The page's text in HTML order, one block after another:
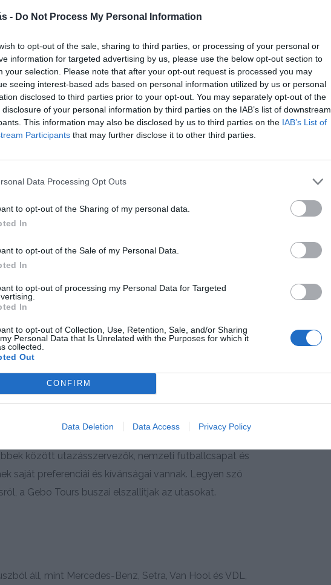
- Do Not Process My Personal Information
to opt-out of the sale, sharing to third parties, or processing of your personal or
information for targeted advertising by us, please use the below opt-out section to
your selection. Please note that after your opt-out request is processed you may
seeing interest-based ads based on personal information utilized by us or personal
disclosed to third parties prior to your opt-out. You may separately opt-out of the
of your personal information by third parties on the IAB’s list of downstream
This information may also be disclosed by us to third parties on the IAB’s List of
Participants that may further disclose it to other third parties.
Data Processing Opt Outs
to opt-out of the Sharing of my personal data.
In
to opt-out of the Sale of my Personal Data.
In
to opt-out of processing my Personal Data for Targeted
In
to opt-out of Collection, Use, Retention, Sale, and/or Sharing
Personal Data that Is Unrelated with the Purposes for which it
collected.
Out
CONFIRM
Data Deletion Data Access Privacy Policy
134
ugyanazon cél érdekében, hogy tökéletes utazást
Észak-Hollandia legnagyobb autóbusz-társasága, és
között utazásszervezők, nemzeti futballcsapat és
saját preferenciái és kívánságai vannak. Legyen szó
a Gebo Tours buszai elszallitjak az utasokat.
áll, mint Mercedes-Benz, Setra, Van Hool és VDL,